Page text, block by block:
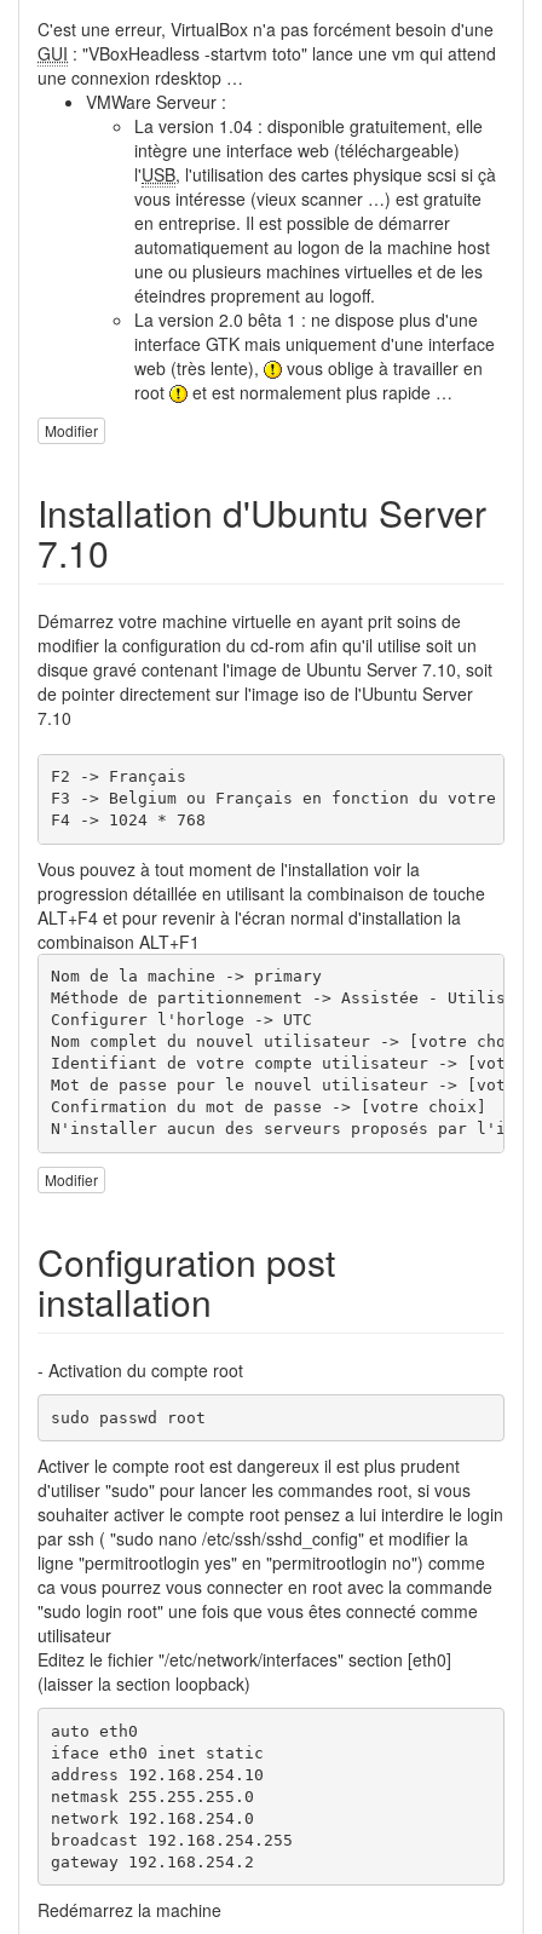
C'est une erreur, VirtualBox n'a pas forcément besoin d'une
GUI : "VBoxHeadless -startvm toto" lance une vm qui attend
une connexion rdesktop …
VMWare Serveur :
La version 1.04 : disponible gratuitement, elle
intègre une interface web (téléchargeable)
l'USB, l'utilisation des cartes physique scsi si çà
vous intéresse (vieux scanner …) est gratuite
en entreprise. Il est possible de démarrer
automatiquement au logon de la machine host
une ou plusieurs machines virtuelles et de les
éteindres proprement au logoff.
La version 2.0 bêta 1 : ne dispose plus d'une
interface GTK mais uniquement d'une interface
web (très lente),
vous oblige à travailler en
root
et est normalement plus rapide …
Modifier
Installation d'Ubuntu Server
7.10
Démarrez votre machine virtuelle en ayant prit soins de
modifier la configuration du cd-rom afin qu'il utilise soit un
disque gravé contenant l'image de Ubuntu Server 7.10, soit
de pointer directement sur l'image iso de l'Ubuntu Server
7.10
F2 -> Français
F3 -> Belgium ou Français en fonction du votre
F4 -> 1024 * 768
Vous pouvez à tout moment de l'installation voir la
progression détaillée en utilisant la combinaison de touche
ALT+F4 et pour revenir à l'écran normal d'installation la
combinaison ALT+F1
Nom de la machine -> primary
Méthode de partitionnement -> Assistée - Utiliser
Configurer l'horloge -> UTC
Nom complet du nouvel utilisateur -> [votre choix]
Identifiant de votre compte utilisateur -> [votre
Mot de passe pour le nouvel utilisateur -> [votre
Confirmation du mot de passe -> [votre choix]
N'installer aucun des serveurs proposés par
Modifier
Configuration post
installation
- Activation du compte root
sudo passwd root
Activer le compte root est dangereux il est plus prudent
d'utiliser "sudo" pour lancer les commandes root, si vous
souhaiter activer le compte root pensez a lui interdire le login
par ssh ( "sudo nano /etc/ssh/sshd_config" et modifier la
ligne "permitrootlogin yes" en "permitrootlogin no") comme
ca vous pourrez vous connecter en root avec la commande
"sudo login root" une fois que vous êtes connecté comme
utilisateur
Editez le fichier "/etc/network/interfaces" section [eth0]
(laisser la section loopback)
auto eth0
iface eth0 inet static
address 192.168.254.10
netmask 255.255.255.0
network 192.168.254.0
broadcast 192.168.254.255
gateway 192.168.254.2
Redémarrez la machine